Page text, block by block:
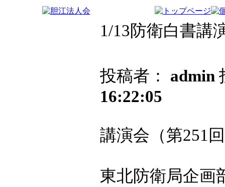
1/13防衛白書講
投稿者： admin
16:22:05
講演会（第251
東北防衛局企